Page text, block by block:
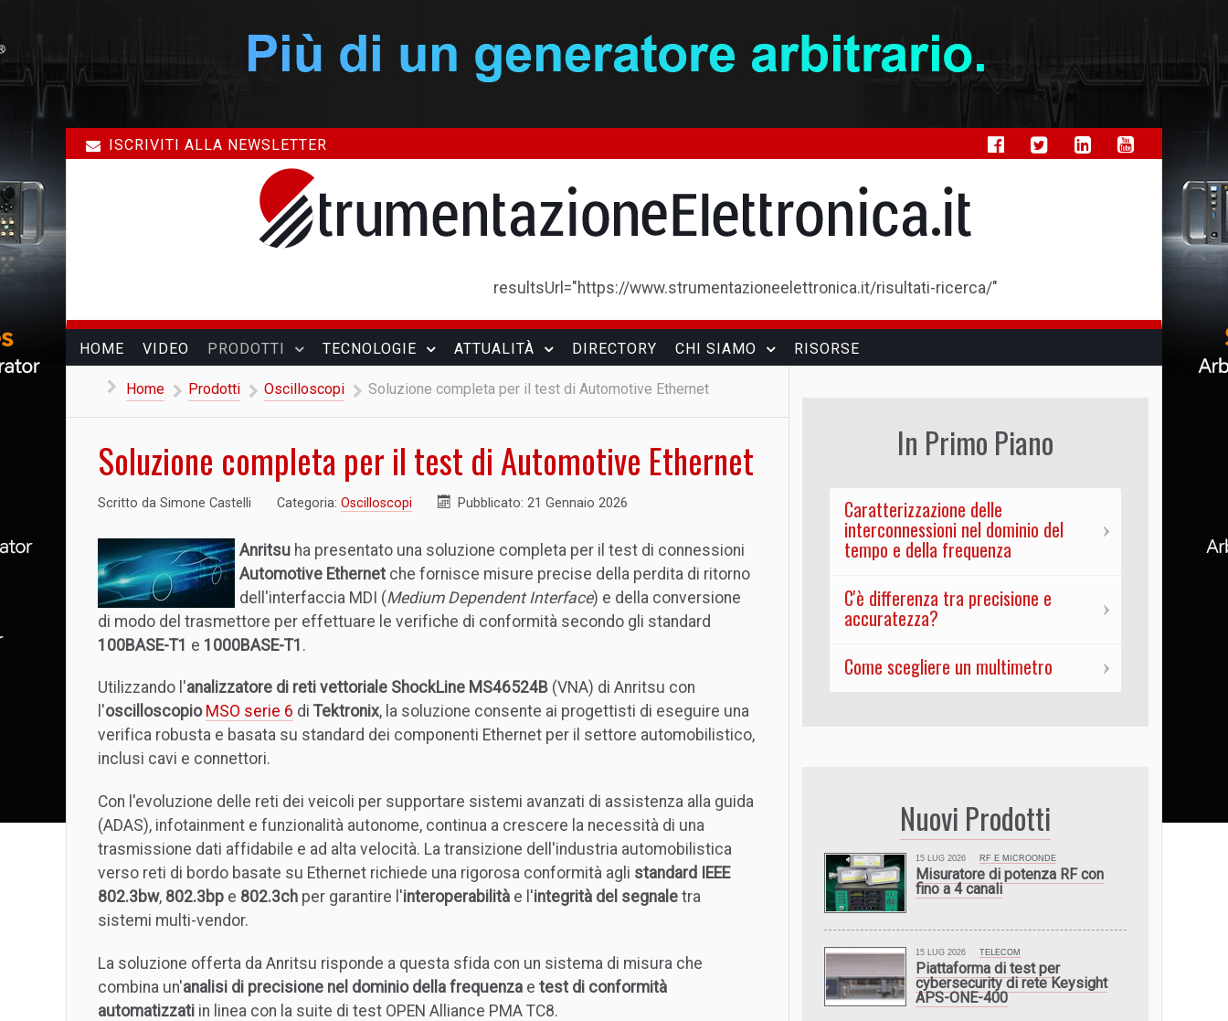
ISCRIVITI ALLA NEWSLETTER
resultsUrl="https://www.strumentazioneelettronica.it/risultati-ricerca/"
HOME VIDEO PRODOTTI TECNOLOGIE ATTUALITÀ DIRECTORY CHI SIAMO RISORSE
Home Prodotti Oscilloscopi Soluzione completa per il test di Automotive Ethernet
Soluzione completa per il test di Automotive Ethernet
Scritto da Simone Castelli Categoria: Oscilloscopi Pubblicato: 21 Gennaio 2026
Anritsu ha presentato una soluzione completa per il test di connessioni
Automotive Ethernet che fornisce misure precise della perdita di ritorno
dell'interfaccia MDI (Medium Dependent Interface) e della conversione
di modo del trasmettore per effettuare le verifiche di conformità secondo gli standard
100BASE-T1 e 1000BASE-T1 .
Utilizzando l'analizzatore di reti vettoriale ShockLine MS46524B (VNA) di Anritsu con
l'oscilloscopio MSO serie 6 di Tektronix, la soluzione consente ai progettisti di eseguire una
verifica robusta e basata su standard dei componenti Ethernet per il settore automobilistico,
inclusi cavi e connettori.
Con l'evoluzione delle reti dei veicoli per supportare sistemi avanzati di assistenza alla guida
(ADAS), infotainment e funzionalità autonome, continua a crescere la necessità di una
trasmissione dati affidabile e ad alta velocità. La transizione dell'industria automobilistica
verso reti di bordo basate su Ethernet richiede una rigorosa conformità agli standard IEEE
802.3bw, 802.3bp e 802.3ch per garantire l'interoperabilità e l'integrità del segnale tra
sistemi multi-vendor.
La soluzione offerta da Anritsu risponde a questa sfida con un sistema di misura che
combina un'analisi di precisione nel dominio della frequenza e test di conformità
automatizzati in linea con la suite di test OPEN Alliance PMA TC8.
In Primo Piano
Caratterizzazione delle
interconnessioni nel dominio del
tempo e della frequenza
C'è differenza tra precisione e
accuratezza?
Come scegliere un multimetro
Nuovi Prodotti
15 LUG 2026 RF E MICROONDE
Misuratore di potenza RF con
fino a 4 canali
15 LUG 2026 TELECOM
Piattaforma di test per
cybersecurity di rete Keysight
APS-ONE-400